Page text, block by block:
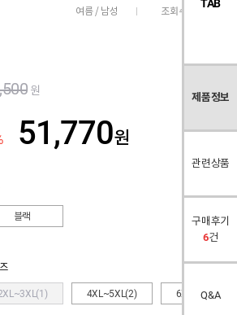
TAB
제품정보
관련상품
구매후기
6건
Q&A
여름 / 남성 조회수 5,936
원
51,770원
블랙
4XL~5XL(2) 6XL~7XL(3)